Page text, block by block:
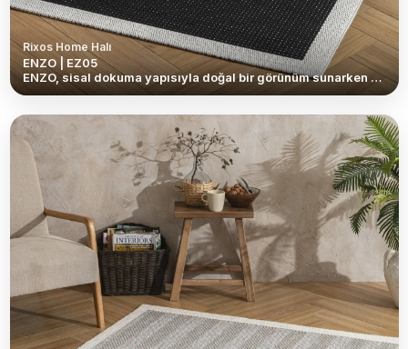
Rixos Home Halı
ENZO | EZ05
ENZO, sisal dokuma yapısıyla doğal bir görünüm sunarken hafif formu sayesinde kullanım kolaylığı sağlar. İnce ve şık dokusu, yaşam alanlarına ferah bir hava katarken modern ve sade dekorasyonlarla mükemmel uyum yakalar. Günlük kullanıma uygun yapısı, pratikliği estetikle bir araya getirir. <br /> <br /> Kaymaz tabanlı yapısı sayesinde zemine sağlam tutunur ve güvenli bir kullanım sunar. Temizliği son derece kolay olan ENZO, yoğun tempolu yaşam alanları için ideal bir çözümdür. Dayanıklı, hafif ve fonksiyonel yapısıyla salon, mutfak, antre ve balkon gibi alanlarda rahatlıkla tercih edilebilir.